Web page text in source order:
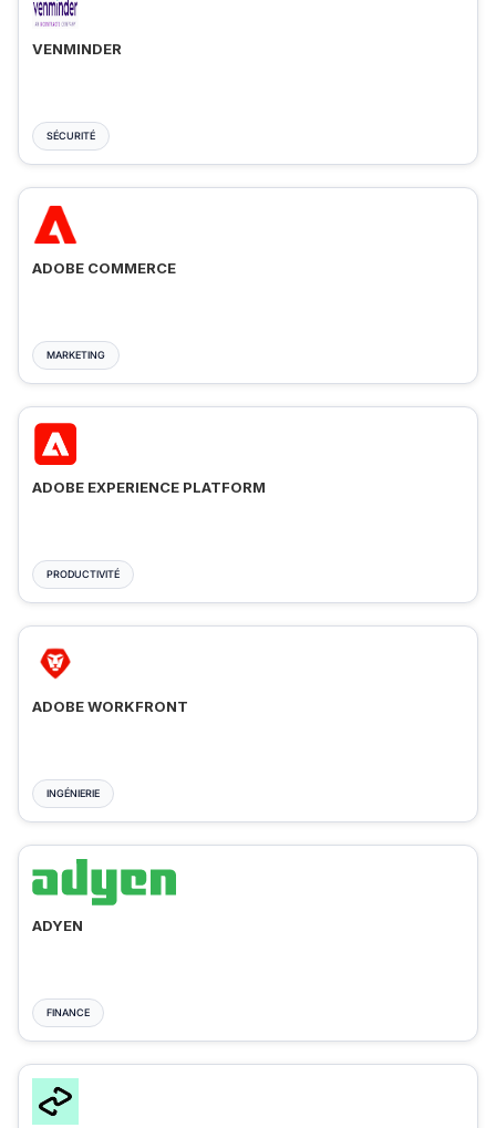
VENMINDER
SÉCURITÉ
ADOBE COMMERCE
MARKETING
ADOBE EXPERIENCE PLATFORM
PRODUCTIVITÉ
ADOBE WORKFRONT
INGÉNIERIE
ADYEN
FINANCE